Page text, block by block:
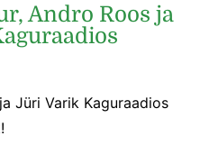
Andro Roos ja
Jüri Varik Kaguraadios